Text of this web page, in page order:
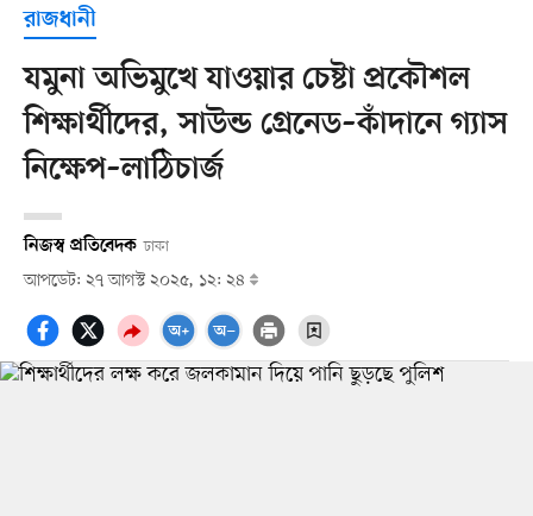
রাজধানী
যমুনা অভিমুখে যাওয়ার চেষ্টা প্রকৌশল
শিক্ষার্থীদের, সাউন্ড গ্রেনেড–কাঁদানে গ্যাস
নিক্ষেপ–লাঠিচার্জ
নিজস্ব প্রতিবেদক ঢাকা
আপডেট: ২৭ আগস্ট ২০২৫, ১২: ২৪